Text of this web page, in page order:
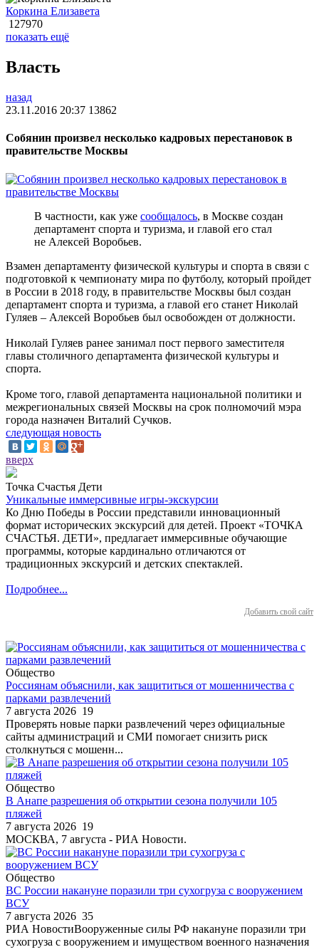
Коркина Елизавета
127970
показать ещё
Власть
назад
23.11.2016 20:37 13862
Собянин произвел несколько кадровых перестановок в
правительстве Москвы
В частности, как уже сообщалось, в Москве создан
департамент спорта и туризма, и главой его стал
не Алексей Воробьев.
Взамен департаменту физической культуры и спорта в связи с
подготовкой к чемпионату мира по футболу, который пройдет
в России в 2018 году, в правительстве Москвы был создан
департамент спорта и туризма, а главой его станет Николай
Гуляев – Алексей Воробьев был освобожден от должности.
Николай Гуляев ранее занимал пост первого заместителя
главы столичного департамента физической культуры и
спорта.
Кроме того, главой департамента национальной политики и
межрегиональных связей Москвы на срок полномочий мэра
города назначен Виталий Сучков.
следующая новость
вверх
Точка Счастья Дети
Уникальные иммерсивные игры-экскурсии
Ко Дню Победы в России представили инновационный
формат исторических экскурсий для детей. Проект «ТОЧКА
СЧАСТЬЯ. ДЕТИ», предлагает иммерсивные обучающие
программы, которые кардинально отличаются от
традиционных экскурсий и детских спектаклей.
Подробнее...
Добавить свой сайт
Общество
Россиянам объяснили, как защититься от мошенничества с
парками развлечений
7 августа 2026 19
Проверять новые парки развлечений через официальные
сайты администраций и СМИ помогает снизить риск
столкнуться с мошенн...
Общество
В Анапе разрешения об открытии сезона получили 105
пляжей
7 августа 2026 19
МОСКВА, 7 августа - РИА Новости.
Общество
ВС России накануне поразили три сухогруза с вооружением
ВСУ
7 августа 2026 35
РИА НовостиВооруженные силы РФ накануне поразили три
сухогруза с вооружением и имуществом военного назначения